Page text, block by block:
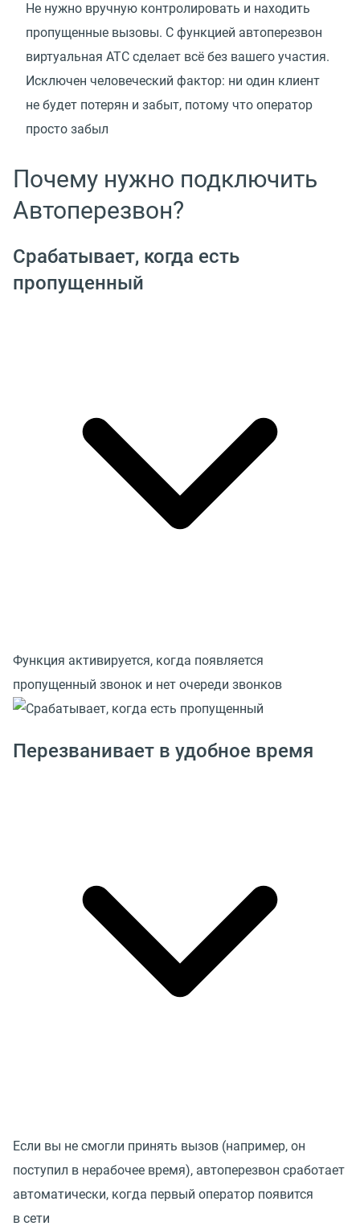
Не нужно вручную контролировать и находить
пропущенные вызовы. С функцией автоперезвон
виртуальная АТС сделает всё без вашего участия.
Исключен человеческий фактор: ни один клиент
не будет потерян и забыт, потому что оператор
просто забыл
Почему нужно подключить
Автоперезвон?
Срабатывает, когда есть
пропущенный
Функция активируется, когда появляется
пропущенный звонок и нет очереди звонков
Перезванивает в удобное время
Если вы не смогли принять вызов (например, он
поступил в нерабочее время), автоперезвон сработает
автоматически, когда первый оператор появится
в сети